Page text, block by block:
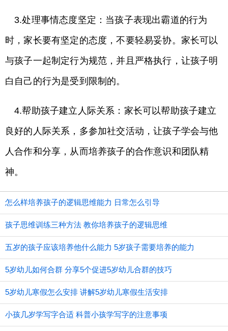
3.处理事情态度坚定：当孩子表现出霸道的行为
时，家长要有坚定的态度，不要轻易妥协。家长可以
与孩子一起制定行为规范，并且严格执行，让孩子明
白自己的行为是受到限制的。
4.帮助孩子建立人际关系：家长可以帮助孩子建立
良好的人际关系，多参加社交活动，让孩子学会与他
人合作和分享，从而培养孩子的合作意识和团队精
神。
怎么样培养孩子的逻辑思维能力 日常怎么引导
孩子思维训练三种方法 教你培养孩子的逻辑思维
五岁的孩子应该培养他什么能力 5岁孩子需要培养的能力
5岁幼儿如何合群 分享5个促进5岁幼儿合群的技巧
5岁幼儿寒假怎么安排 讲解5岁幼儿寒假生活安排
小孩几岁学写字合适 科普小孩学写字的注意事项